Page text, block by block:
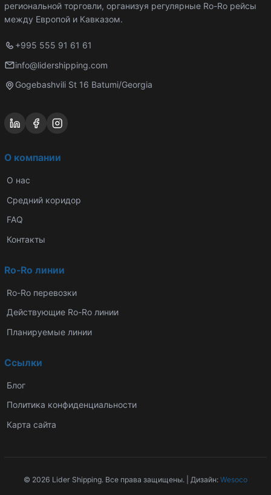
региональной торговли, организуя регулярные Ro-Ro рейсы
между Европой и Кавказом.
+995 555 91 61 61
info@lidershipping.com
Gogebashvili St 16 Batumi/Georgia
О компании
О нас
Средний коридор
FAQ
Контакты
Ro-Ro линии
Ro-Ro перевозки
Действующие Ro-Ro линии
Планируемые линии
Ссылки
Блог
Политика конфиденциальности
Карта сайта
© 2026 Lider Shipping. Все права защищены. | Дизайн: Wesoco